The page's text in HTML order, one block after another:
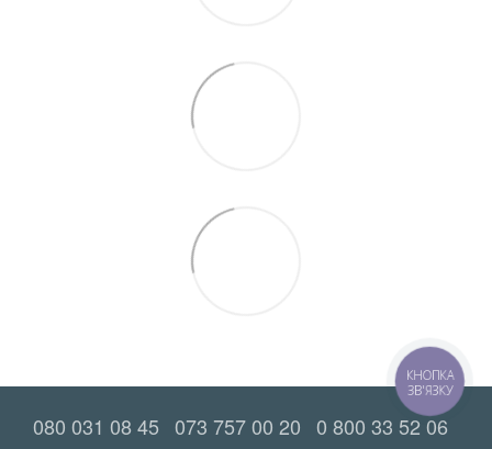
080 031 08 45 073 757 00 20 0 800 33 52 06
КНОПКА
ЗВ'ЯЗКУ